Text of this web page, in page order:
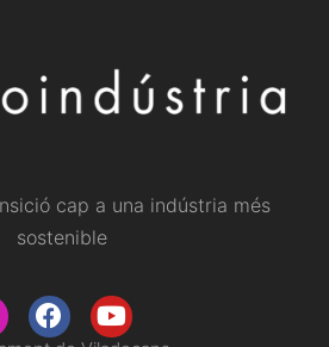
cap a una indústria més
sostenible